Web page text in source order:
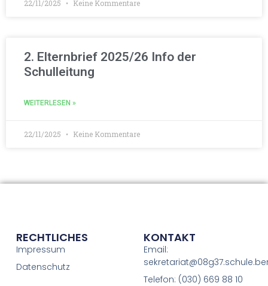
22/11/2025 Keine Kommentare
2. Elternbrief 2025/26 Info der
Schulleitung
WEITERLESEN »
22/11/2025 Keine Kommentare
RECHTLICHES
Impressum
Datenschutz
KONTAKT
Email:
Telefon: (030) 669 88 10